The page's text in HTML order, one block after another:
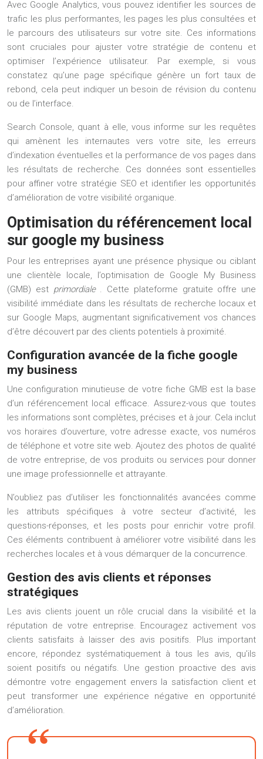
Avec Google Analytics, vous pouvez identifier les sources de
trafic les plus performantes, les pages les plus consultées et
le parcours des utilisateurs sur votre site. Ces informations
sont cruciales pour ajuster votre stratégie de contenu et
optimiser l’expérience utilisateur. Par exemple, si vous
constatez qu’une page spécifique génère un fort taux de
rebond, cela peut indiquer un besoin de révision du contenu
ou de l’interface.
Search Console, quant à elle, vous informe sur les requêtes
qui amènent les internautes vers votre site, les erreurs
d’indexation éventuelles et la performance de vos pages dans
les résultats de recherche. Ces données sont essentielles
pour affiner votre stratégie SEO et identifier les opportunités
d’amélioration de votre visibilité organique.
Optimisation du référencement local
sur google my business
Pour les entreprises ayant une présence physique ou ciblant
une clientèle locale, l’optimisation de Google My Business
(GMB) est primordiale . Cette plateforme gratuite offre une
visibilité immédiate dans les résultats de recherche locaux et
sur Google Maps, augmentant significativement vos chances
d’être découvert par des clients potentiels à proximité.
Configuration avancée de la fiche google
my business
Une configuration minutieuse de votre fiche GMB est la base
d’un référencement local efficace. Assurez-vous que toutes
les informations sont complètes, précises et à jour. Cela inclut
vos horaires d’ouverture, votre adresse exacte, vos numéros
de téléphone et votre site web. Ajoutez des photos de qualité
de votre entreprise, de vos produits ou services pour donner
une image professionnelle et attrayante.
N’oubliez pas d’utiliser les fonctionnalités avancées comme
les attributs spécifiques à votre secteur d’activité, les
questions-réponses, et les posts pour enrichir votre profil.
Ces éléments contribuent à améliorer votre visibilité dans les
recherches locales et à vous démarquer de la concurrence.
Gestion des avis clients et réponses
stratégiques
Les avis clients jouent un rôle crucial dans la visibilité et la
réputation de votre entreprise. Encouragez activement vos
clients satisfaits à laisser des avis positifs. Plus important
encore, répondez systématiquement à tous les avis, qu’ils
soient positifs ou négatifs. Une gestion proactive des avis
démontre votre engagement envers la satisfaction client et
peut transformer une expérience négative en opportunité
d’amélioration.